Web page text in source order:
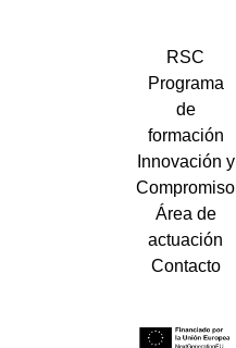
RSC
Programa
de
formación
Innovación y
Compromiso
Área de
actuación
Contacto